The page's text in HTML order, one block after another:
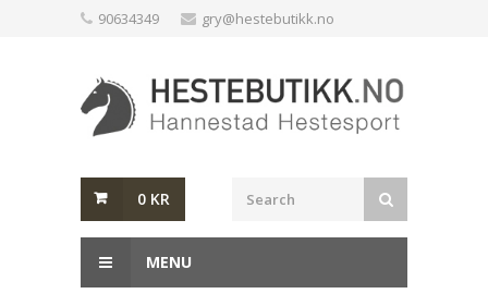
90634349 gry@hestebutikk.no
0 KR
MENU